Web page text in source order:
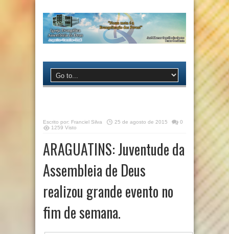
Escrito por: Franciel Silva 25 de agosto de 2015
0
1259 Visto
ARAGUATINS: Juventude da
Assembleia de Deus
realizou grande evento no
fim de semana.